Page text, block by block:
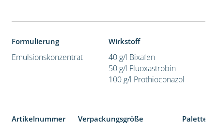
Formulierung
Emulsionskonzentrat
Wirkstoff
40 g/l Bixafen
50 g/l Fluoxastrobin
100 g/l Prothioconazol
Artikelnummer Verpackungsgröße